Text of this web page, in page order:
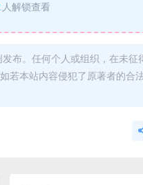
人解锁查看
布。任何个人或组织，在未征
若本站内容侵犯了原著者的合